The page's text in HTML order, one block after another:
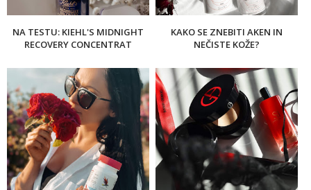
NA TESTU: KIEHL'S MIDNIGHT
RECOVERY CONCENTRAT
KAKO SE ZNEBITI AKEN IN
NEČISTE KOŽE?